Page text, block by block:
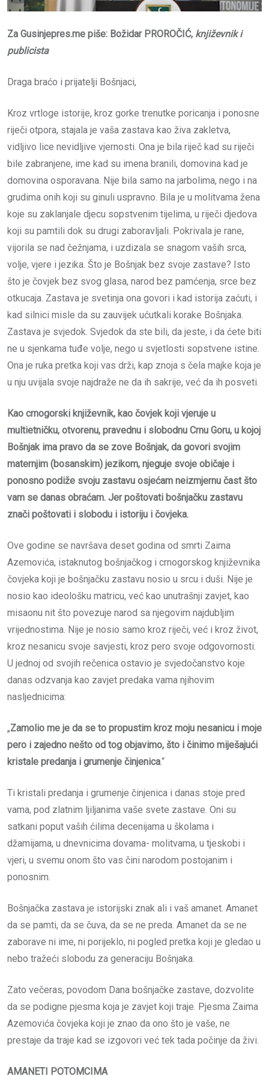
Za Gusinjepres.me piše: Božidar PROROČIĆ, književnik i
publicista
Draga braćo i prijatelji Bošnjaci,
Kroz vrtloge istorije, kroz gorke trenutke poricanja i ponosne
riječi otpora, stajala je vaša zastava kao živa zakletva,
vidljivo lice nevidljive vjernosti. Ona je bila riječ kad su riječi
bile zabranjene, ime kad su imena branili, domovina kad je
domovina osporavana. Nije bila samo na jarbolima, nego i na
grudima onih koji su ginuli uspravno. Bila je u molitvama žena
koje su zaklanjale djecu sopstvenim tijelima, u riječi djedova
koji su pamtili dok su drugi zaboravljali. Pokrivala je rane,
vijorila se nad čežnjama, i uzdizala se snagom vaših srca,
volje, vjere i jezika. Što je Bošnjak bez svoje zastave? Isto
što je čovjek bez svog glasa, narod bez pamćenja, srce bez
otkucaja. Zastava je svetinja ona govori i kad istorija zaćuti, i
kad silnici misle da su zauvijek ućutkali korake Bošnjaka.
Zastava je svjedok. Svjedok da ste bili, da jeste, i da ćete biti
ne u sjenkama tuđe volje, nego u svjetlosti sopstvene istine.
Ona je ruka pretka koji vas drži, kap znoja s čela majke koja je
u nju uvijala svoje najdraže ne da ih sakrije, već da ih posveti.
Kao crnogorski književnik, kao čovjek koji vjeruje u
multietničku, otvorenu, pravednu i slobodnu Crnu Goru, u kojoj
Bošnjak ima pravo da se zove Bošnjak, da govori svojim
maternjim (bosanskim) jezikom, njeguje svoje običaje i
ponosno podiže svoju zastavu osjećam neizmjernu čast što
vam se danas obraćam. Jer poštovati bošnjačku zastavu
znači poštovati i slobodu i istoriju i čovjeka.
Ove godine se navršava deset godina od smrti Zaima
Azemovića, istaknutog bošnjačkog i crnogorskog književnika
čovjeka koji je bošnjačku zastavu nosio u srcu i duši. Nije je
nosio kao ideološku matricu, već kao unutrašnji zavjet, kao
misaonu nit što povezuje narod sa njegovim najdubljim
vrijednostima. Nije je nosio samo kroz riječi, već i kroz život,
kroz nesanicu svoje savjesti, kroz pero svoje odgovornosti.
U jednoj od svojih rečenica ostavio je svjedočanstvo koje
danas odzvanja kao zavjet predaka vama njihovim
nasljednicima:
„Zamolio me je da se to propustim kroz moju nesanicu i moje
pero i zajedno nešto od tog objavimo, što i činimo miješajući
kristale predanja i grumenje činjenica.“
Ti kristali predanja i grumenje činjenica i danas stoje pred
vama, pod zlatnim ljiljanima vaše svete zastave. Oni su
satkani poput vaših ćilima decenijama u školama i
džamijama, u dnevnicima dovama- molitvama, u tjeskobi i
vjeri, u svemu onom što vas čini narodom postojanim i
ponosnim.
Bošnjačka zastava je istorijski znak ali i vaš amanet. Amanet
da se pamti, da se čuva, da se ne preda. Amanet da se ne
zaborave ni ime, ni porijeklo, ni pogled pretka koji je gledao u
nebo tražeći slobodu za generaciju Bošnjaka.
Zato večeras, povodom Dana bošnjačke zastave, dozvolite
da se podigne pjesma koja je zavjet koji traje. Pjesma Zaima
Azemovića čovjeka koji je znao da ono što je vaše, ne
prestaje da traje kad se izgovori već tek tada počinje da živi.
AMANETI POTOMCIMA